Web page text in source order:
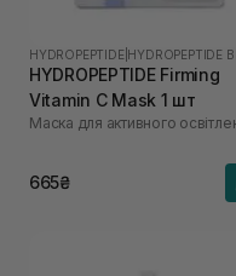
HYDROPEPTIDE
HYDROPEPTIDE Firming
Vitamin C Mask 1 шт
Маска для активного
665₴